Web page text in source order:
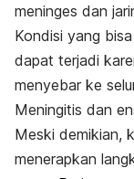
meninges dan
Kondisi yang
dapat terjadi
menyebar ke
Meningitis dan
Meski demikian,
menerapkan